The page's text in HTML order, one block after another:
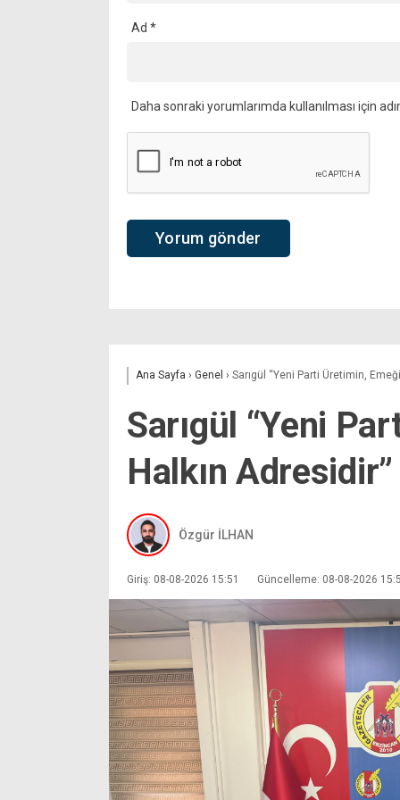
Ad *
Daha sonraki yorumlarımda kullanılması için
Ana Sayfa › Genel › Sarıgül “Yeni Parti Üretimin,
Sarıgül “Yeni
Halkın Adresidir”
Özgür İLHAN
Giriş: 08-08-2026 15:51 Güncelleme: 08-08-2026